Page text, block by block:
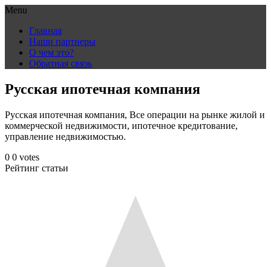
Menu
content
Главная
Наши партнеры
О чем это?
Обратная связь
Русская ипотечная компания
Русская ипотечная компания, Все операции на рынке жилой и
коммерческой недвижимости, ипотечное кредитование,
управление недвижимостью.
0 0 votes
Рейтинг статьи